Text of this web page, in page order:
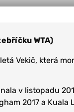
WTA)
Vekič, která
v listopadu
2017 a Kuala